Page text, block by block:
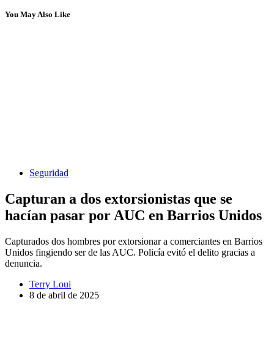
You May Also Like
Seguridad
Capturan a dos extorsionistas que se
hacían pasar por AUC en Barrios Unidos
Capturados dos hombres por extorsionar a comerciantes en Barrios
Unidos fingiendo ser de las AUC. Policía evitó el delito gracias a
denuncia.
Terry Loui
8 de abril de 2025